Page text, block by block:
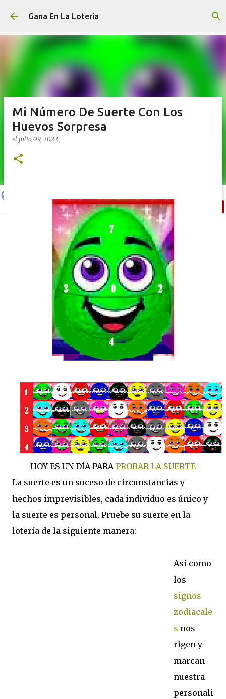
Ir al contenido principal
Gana En La Lotería
Mi Número De Suerte Con Los
Huevos Sorpresa
el julio 09, 2022
HOY ES UN DÍA PARAPROBAR LA SUERTE
La suerte es un suceso de circunstancias y
hechos imprevisibles, cada individuo es único y
la suerte es personal. Pruebe su suerte en la
lotería de la siguiente manera:
Así como
los
signos
zodiacale
s nos
rigen y
marcan
nuestra
personali